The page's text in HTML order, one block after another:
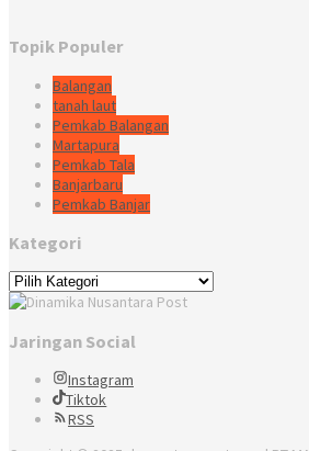
Topik Populer
Balangan
tanah laut
Pemkab Balangan
Martapura
Pemkab Tala
Banjarbaru
Pemkab Banjar
Kategori
Kategori
Jaringan Social
Instagram
Tiktok
RSS